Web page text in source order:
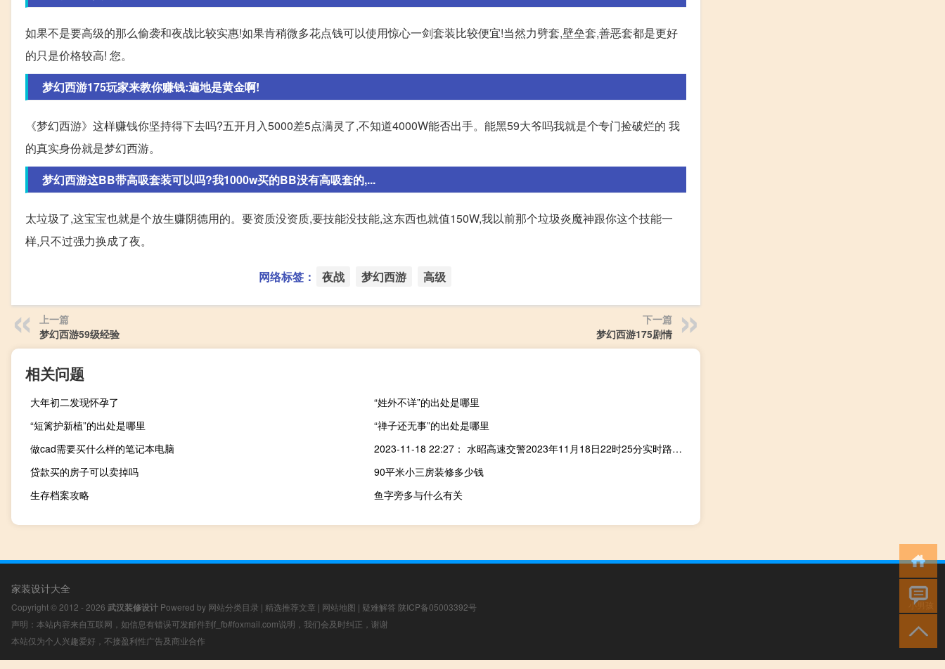
如果不是要高级的那么偷袭和夜战比较实惠!如果肯稍微多花点钱可以使用惊心一剑套装比较便宜!当然力劈套,壁垒套,善恶套都是更好
的只是价格较高! 您。
梦幻西游175玩家来教你赚钱:遍地是黄金啊!
《梦幻西游》这样赚钱你坚持得下去吗?五开月入5000差5点满灵了,不知道4000W能否出手。能黑59大爷吗我就是个专门捡破烂的 我
的真实身份就是梦幻西游。
梦幻西游这BB带高吸套装可以吗?我1000w买的BB没有高吸套的,...
太垃圾了,这宝宝也就是个放生赚阴德用的。要资质没资质,要技能没技能,这东西也就值150W,我以前那个垃圾炎魔神跟你这个技能一
样,只不过强力换成了夜。
网络标签： 夜战 梦幻西游 高级
上一篇
梦幻西游59级经验
下一篇
梦幻西游175剧情
相关问题
大年初二发现怀孕了
“姓外不详”的出处是哪里
“短篱护新植”的出处是哪里
“禅子还无事”的出处是哪里
做cad需要买什么样的笔记本电脑
2023-11-18 22:27： 水昭高速交警2023年11月18日22时25分实时路况：G85银昆高速公路昭通段昆明至重庆方向K1676+800M（大关县境内大关1号自救匝道），紧急避险车道冲上一辆小货车，现交警及相关部门正在施救，在此期间该紧急避险车道完全不能提供使用；悦乐至上高桥路段有浓雾，能见度低；请途经该路段的各位驾驶员朋友听从 ​​​
贷款买的房子可以卖掉吗
90平米小三房装修多少钱
生存档案攻略
鱼字旁多与什么有关
家装设计大全
Copyright © 2012 - 2026 武汉装修设计 Powered by 网站分类目录 | 精选推荐文章 | 网站地图 | 疑难解答 陕ICP备05003392号
声明：本站内容来自互联网，如信息有错误可发邮件到f_fb#foxmail.com说明，我们会及时纠正，谢谢
本站仅为个人兴趣爱好，不接盈利性广告及商业合作
小男孩